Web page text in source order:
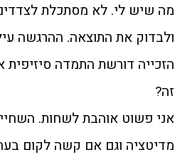
מה שיש לי. לא מסתכלת
ולבדוק את התוצאה. ההרגשה
הזכייה דורשת התמדה
זה?
אני פשוט אוהבת לשחות.
מדיטציה וגם אם קשה לקום